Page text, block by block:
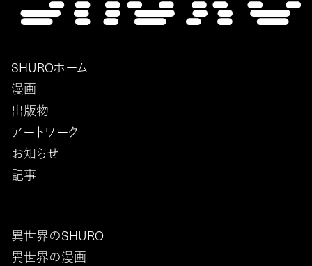
SHUROホーム
漫画
出版物
アートワーク
お知らせ
記事
異世界のSHURO
異世界の漫画